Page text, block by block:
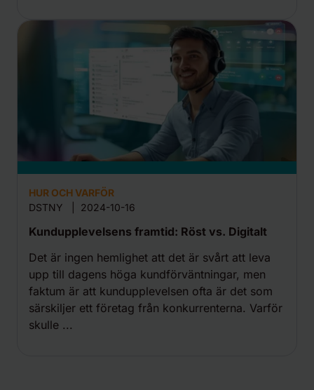
HUR OCH VARFÖR
DSTNY
2024-10-16
Kundupplevelsens framtid: Röst vs. Digitalt
Det är ingen hemlighet att det är svårt att leva
upp till dagens höga kundförväntningar, men
faktum är att kundupplevelsen ofta är det som
särskiljer ett företag från konkurrenterna. Varför
skulle ...